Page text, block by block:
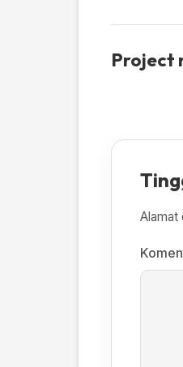
Project
Alamat